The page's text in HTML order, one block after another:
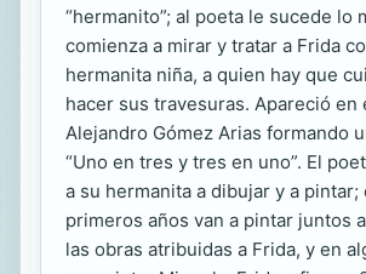
“hermanito”; al poeta le sucede lo
comienza a mirar y tratar a Frida
hermanita niña, a quien hay que
hacer sus travesuras. Apareció en
Alejandro Gómez Arias formando
“Uno en tres y tres en uno”. El
a su hermanita a dibujar y a pintar;
primeros años van a pintar juntos
las obras atribuidas a Frida, y en